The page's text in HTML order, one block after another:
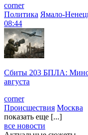
corner
Политика Ямало-
08:44
Сбиты 203 БПЛА:
августа
corner
Происшествия Москва
показать еще [...]
все новости